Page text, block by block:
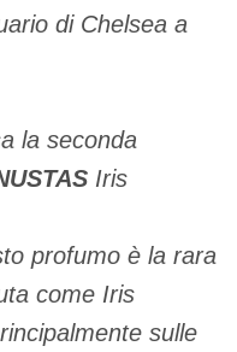
di Chelsea a
la seconda
Iris
profumo è la rara
come Iris
sulle